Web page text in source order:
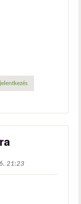
21:23